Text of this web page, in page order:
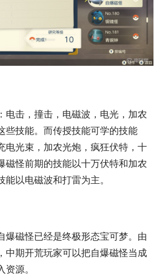
电击，撞击，电磁波，电光，加农
些技能。而传授技能可学的技能
电光束，加农光炮，疯狂伏特，十
磁怪前期的技能以十万伏特和加农
以电磁波和打雷为主。
爆磁怪已经是终极形态宝可梦。由
中期开荒玩家可以把自爆磁怪当成
源。